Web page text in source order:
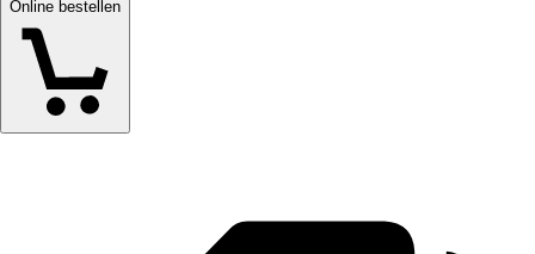
Online bestellen